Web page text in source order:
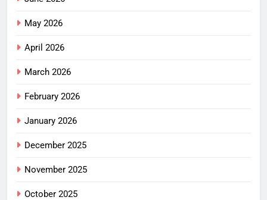
May 2026
April 2026
March 2026
February 2026
January 2026
December 2025
November 2025
October 2025